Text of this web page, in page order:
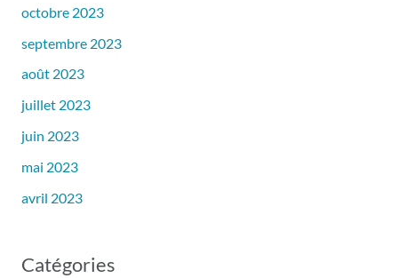
octobre 2023
septembre 2023
août 2023
juillet 2023
juin 2023
mai 2023
avril 2023
Catégories